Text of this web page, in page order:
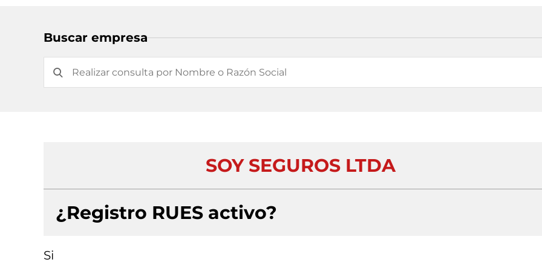
Buscar empresa
SOY SEGUROS LTDA
¿Registro RUES activo?
Si